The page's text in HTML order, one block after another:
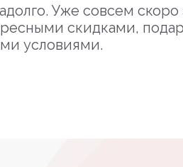
Уже совсем скоро
скидками,
условиями.